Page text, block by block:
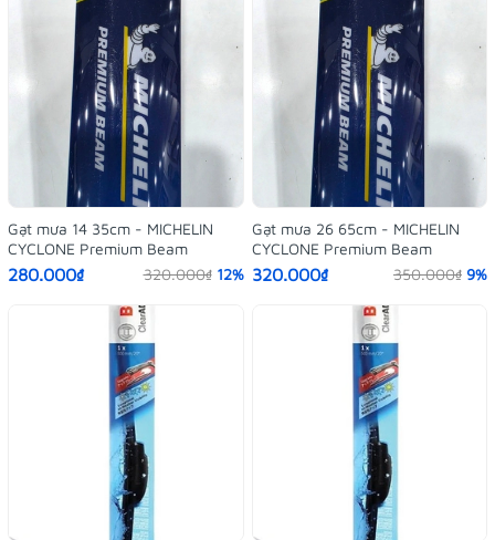
Gạt mưa 14 35cm - MICHELIN
CYCLONE Premium Beam
280.000₫ 320.000₫ 12%
Gạt mưa 26 65cm - MICHELIN
CYCLONE Premium Beam
320.000₫ 350.000₫ 9%